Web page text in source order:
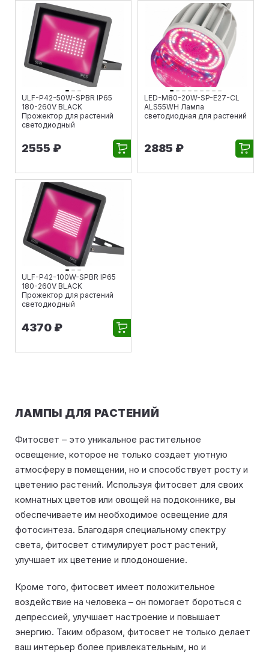
ULF-P42-50W-SPBR IP65
180-260V BLACK
Прожектор для растений
светодиодный
2555 ₽
LED-M80-20W-SP-E27-CL
ALS55WH Лампа
светодиодная для растений
2885 ₽
ULF-P42-100W-SPBR IP65
180-260V BLACK
Прожектор для растений
светодиодный
4370 ₽
ЛАМПЫ ДЛЯ РАСТЕНИЙ
Фитосвет – это уникальное растительное
освещение, которое не только создает уютную
атмосферу в помещении, но и способствует росту и
цветению растений. Используя фитосвет для своих
комнатных цветов или овощей на подоконнике, вы
обеспечиваете им необходимое освещение для
фотосинтеза. Благодаря специальному спектру
света, фитосвет стимулирует рост растений,
улучшает их цветение и плодоношение.
Кроме того, фитосвет имеет положительное
воздействие на человека – он помогает бороться с
депрессией, улучшает настроение и повышает
энергию. Таким образом, фитосвет не только делает
ваш интерьер более привлекательным, но и